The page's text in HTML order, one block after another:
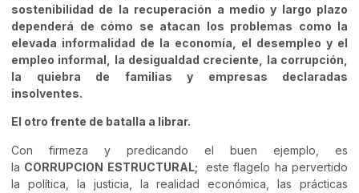
sostenibilidad de la recuperación a medio y largo plazo
dependerá de cómo se atacan los problemas como la
elevada informalidad de la economía, el desempleo y el
empleo informal, la desigualdad creciente, la corrupción,
la quiebra de familias y empresas declaradas
insolventes.
El otro frente de batalla a librar.
Con firmeza y predicando el buen ejemplo, es
la CORRUPCION ESTRUCTURAL; este flagelo ha pervertido
la política, la justicia, la realidad económica, las prácticas